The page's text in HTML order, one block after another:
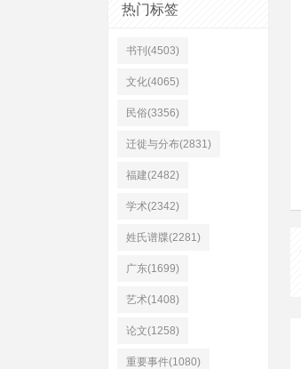
热门标签
书刊(4503)
文化(4065)
民俗(3356)
迁徙与分布(2831)
福建(2482)
学术(2342)
姓氏谱牒(2281)
广东(1699)
艺术(1408)
论文(1258)
重要事件(1080)